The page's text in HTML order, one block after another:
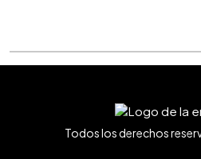
Todos los derechos